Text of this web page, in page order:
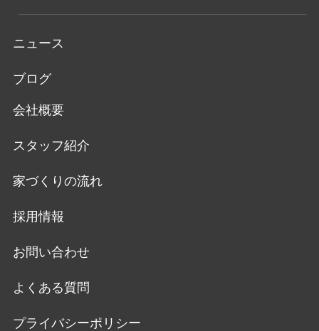
ニュース
ブログ
会社概要
スタッフ紹介
家づくりの流れ
採用情報
お問い合わせ
よくある質問
プライバシーポリシー